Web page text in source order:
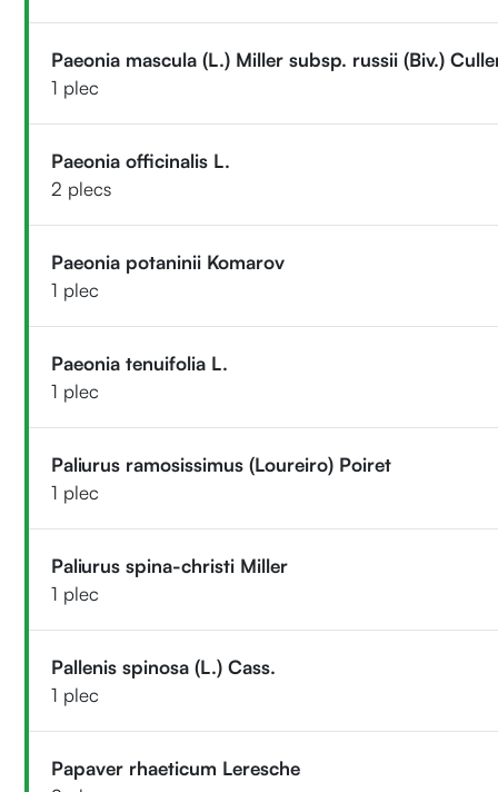
Paeonia mascula (L.) Miller subsp. russii (Biv.)
1 plec
Paeonia officinalis L.
2 plecs
Paeonia potaninii Komarov
1 plec
Paeonia tenuifolia L.
1 plec
Paliurus ramosissimus (Loureiro) Poiret
1 plec
Paliurus spina-christi Miller
1 plec
Pallenis spinosa (L.) Cass.
1 plec
Papaver rhaeticum Leresche